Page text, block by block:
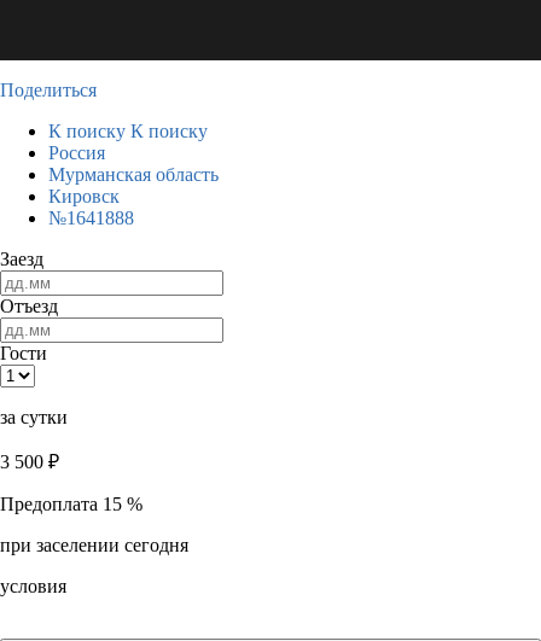
Поделиться
К поиску К поиску
Россия
Мурманская область
Кировск
№1641888
Заезд
Отъезд
Гости
за сутки
3 500 ₽
Предоплата 15 %
при заселении сегодня
условия